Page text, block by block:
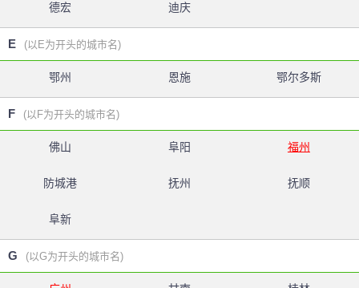
德宏 迪庆
E (以E为开头的城市名)
鄂州 恩施 鄂尔多斯
F (以F为开头的城市名)
佛山 阜阳 福州
防城港 抚州 抚顺
阜新
G (以G为开头的城市名)